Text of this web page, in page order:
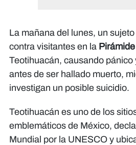
La mañana del lunes, un
contra visitantes en la
Teotihuacán, causando pánico
antes de ser hallado muerto,
investigan un posible suicidio.
Teotihuacán es uno de los
emblemáticos de México,
Mundial por la UNESCO y